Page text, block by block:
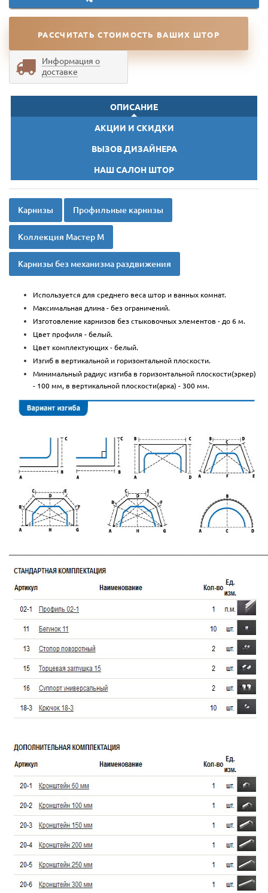
РАССЧИТАТЬ СТОИМОСТЬ ВАШИХ ШТОР
Информация о
доставке
ОПИСАНИЕ
АКЦИИ И СКИДКИ
ВЫЗОВ ДИЗАЙНЕРА
НАШ САЛОН ШТОР
Карнизы Профильные карнизы
Коллекция Мастер М
Карнизы без механизма раздвижения
Используется для среднего веса штор и ванных комнат.
Максимальная длина - без ограничений.
Изготовление карнизов без стыковочных элементов - до 6 м.
Цвет профиля - белый.
Цвет комплектующих - белый.
Изгиб в вертикальной и горизонтальной плоскости.
Минимальный радиус изгиба в горизонтальной плоскости(эркер)
- 100 мм, в вертикальной плоскости(арка) - 300 мм.